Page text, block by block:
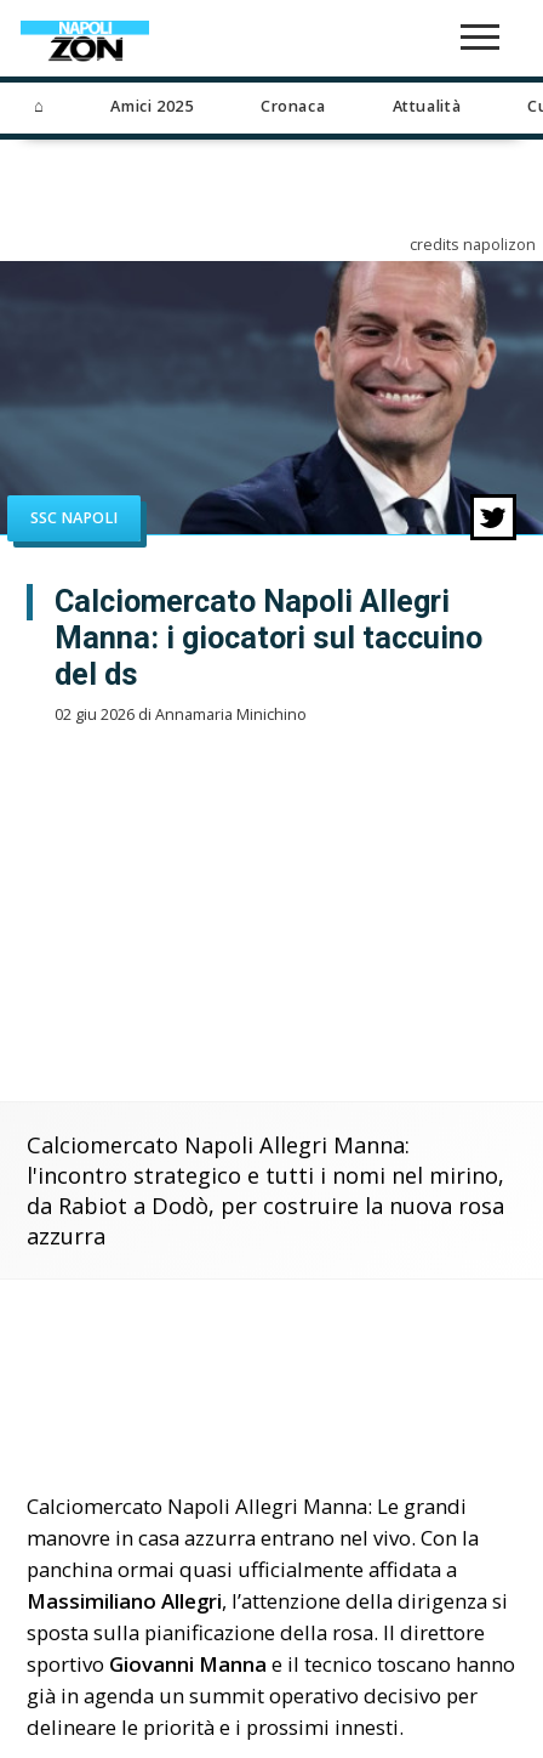
⌂ Amici 2025 Cronaca Attualità
credits napolizon
SSC NAPOLI
Calciomercato Napoli Allegri
Manna: i giocatori sul taccuino
del ds
02 giu 2026 di Annamaria Minichino
Calciomercato Napoli Allegri Manna:
l'incontro strategico e tutti i nomi nel mirino,
da Rabiot a Dodò, per costruire la nuova rosa
azzurra
Calciomercato Napoli Allegri Manna: Le grandi
manovre in casa azzurra entrano nel vivo. Con la
panchina ormai quasi ufficialmente affidata a
Massimiliano Allegri, l’attenzione della dirigenza si
sposta sulla pianificazione della rosa. Il direttore
sportivo Giovanni Mannae il tecnico toscano hanno
già in agenda un summit operativo decisivo per
delineare le priorità e i prossimi innesti.